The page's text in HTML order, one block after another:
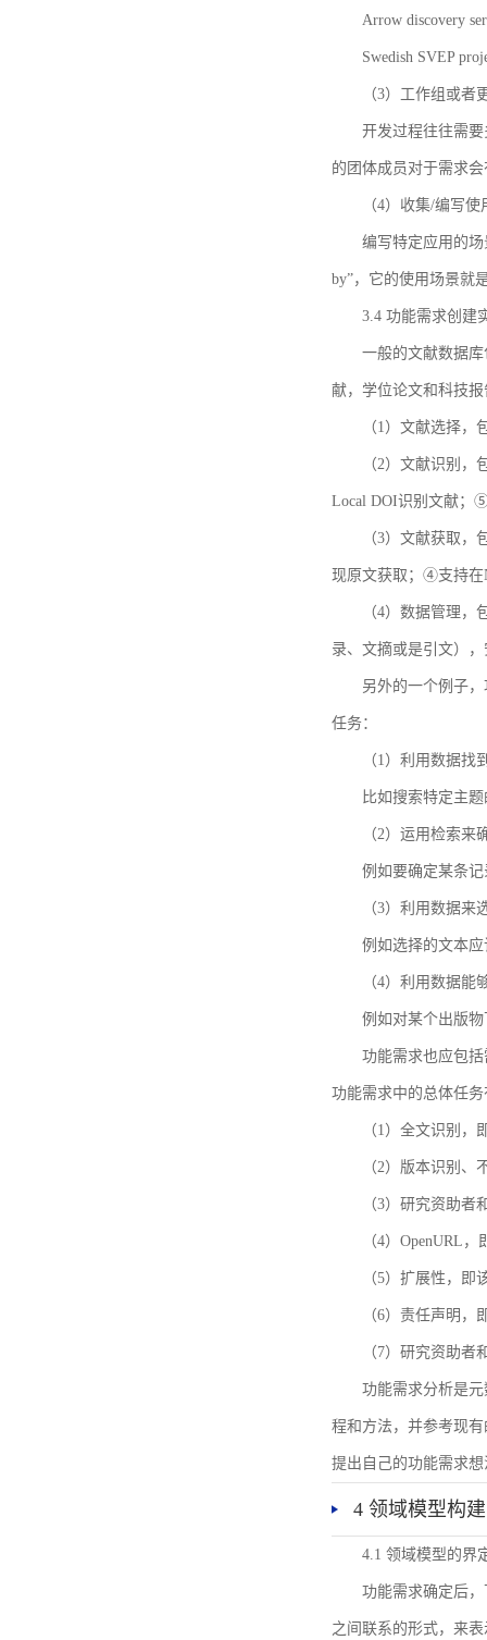
Arrow discovery
Swedish SVEP
（3）工作组或者
开发过程往往需
的团体成员对于需求
（4）收集/编写
编写特定应用的场
by”，它的使用场景就
3.4 功能需求创建
一般的文献数据
献，学位论文和科技
（1）文献选择
（2）文献识别
Local DOI识别文献；
（3）文献获取
现原文获取；④支持在
（4）数据管理
录、文摘或是引文）
另外的一个例子，
任务：
（1）利用数据找
比如搜索特定主
（2）运用检索来
例如要确定某条
（3）利用数据来
例如选择的文本
（4）利用数据能
例如对某个出版
功能需求也应包括
功能需求中的总体任
（1）全文识别
（2）版本识别、
（3）研究资助者
（4）OpenURL
（5）扩展性，
（6）责任声明，
（7）研究资助
功能需求分析是
程和方法，并参考现
提出自己的功能需求
4 领域模型构建
4.1 领域模型的界
功能需求确定后
之间联系的形式，来